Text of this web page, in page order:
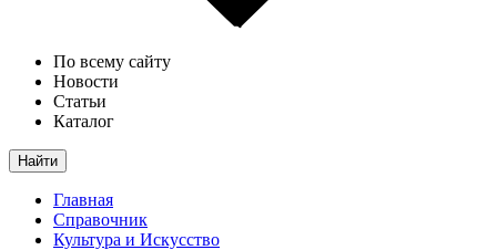
По всему сайту
Новости
Статьи
Каталог
Найти
Главная
Справочник
Культура и Искусство